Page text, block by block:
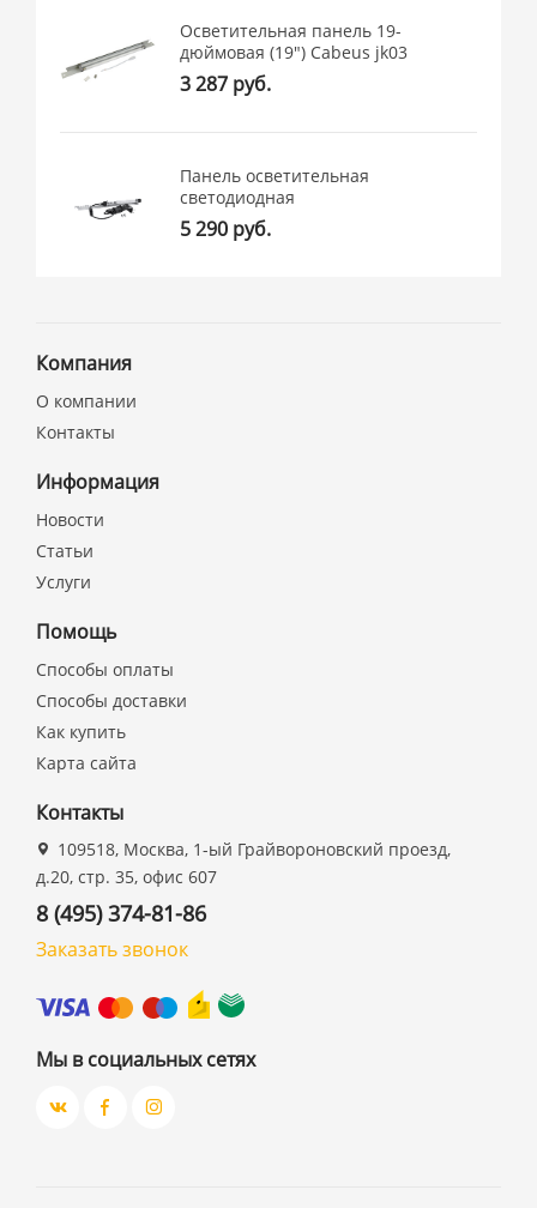
Осветительная панель 19-
дюймовая (19") Cabeus jk03
3 287 руб.
Панель осветительная
светодиодная
5 290 руб.
Компания
О компании
Контакты
Информация
Новости
Статьи
Услуги
Помощь
Способы оплаты
Способы доставки
Как купить
Карта сайта
Контакты
109518, Москва, 1-ый Грайвороновский проезд,
д.20, стр. 35, офис 607
8 (495) 374-81-86
Заказать звонок
Мы в социальных сетях